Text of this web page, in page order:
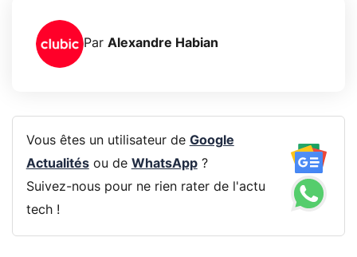
Par Alexandre Habian
Vous êtes un utilisateur de Google
Actualitésou de WhatsApp?
Suivez-nous pour ne rien rater de l'actu
tech !